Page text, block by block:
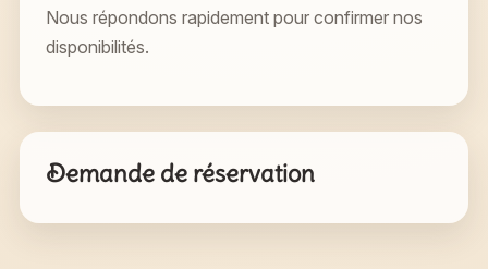
Nous répondons rapidement pour confirmer nos
disponibilités.
Demande de réservation